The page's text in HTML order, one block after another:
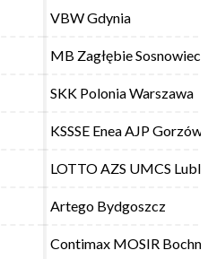
VBW Gdynia
MB Zagłębie Sosnowiec
SKK Polonia Warszawa
KSSSE Enea AJP
LOTTO AZS UMCS
Artego Bydgoszcz
Contimax MOSIR
VBW Gdynia
MB Zagłębie Sosnowiec
SKK Polonia Warszawa
KSSSE Enea AJP
LOTTO AZS UMCS
Artego Bydgoszcz
Contimax MOSIR